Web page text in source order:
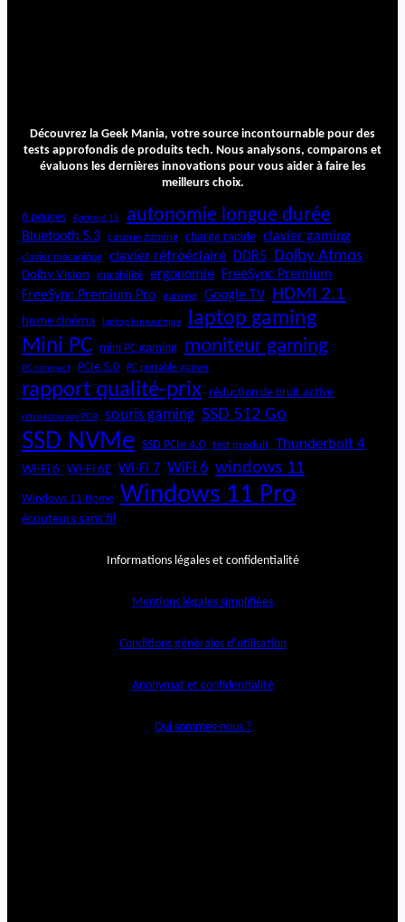
Découvrez la Geek Mania, votre source incontournable pour des
tests approfondis de produits tech. Nous analysons, comparons et
évaluons les dernières innovations pour vous aider à faire les
meilleurs choix.
6 pouces Android 15 autonomie longue durée
Bluetooth 5.3 casque gaming charge rapide clavier gaming
clavier mécanique clavier rétroéclairé DDR5 Dolby Atmos
Dolby Vision durabilité ergonomie
FreeSync Premium
FreeSync Premium Pro
gaming Google TV HDMI 2.1
home cinéma laptop bureautique laptop gaming
Mini PC mini PC gaming moniteur gaming
PC compact PCIe 5.0 PC portable gamer
rapport qualité-prix réduction de bruit active
rétroéclairage RGB souris gaming SSD 512 Go
SSD NVMe SSD PCIe 4.0 test produit Thunderbolt 4
Wi-Fi 6 Wi-Fi 6E Wi-Fi 7 WiFi 6 windows 11
Windows 11 Home Windows 11 Pro
écouteurs sans fil
Informations légales et confidentialité
Mentions légales simplifiées
Conditions générales d’utilisation
Anonymat et confidentialité
Qui sommes-nous ?